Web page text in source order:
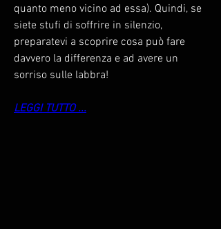
quanto meno vicino ad essa). Quindi, se
siete stufi di soffrire in silenzio,
preparatevi a scoprire cosa può fare
davvero la differenza e ad avere un
sorriso sulle labbra!
LEGGI TUTTO ...